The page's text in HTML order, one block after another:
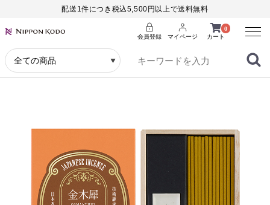
配送1件につき税込5,500円以上で送料無料
0
カート
会員登録 マイページ
Menu